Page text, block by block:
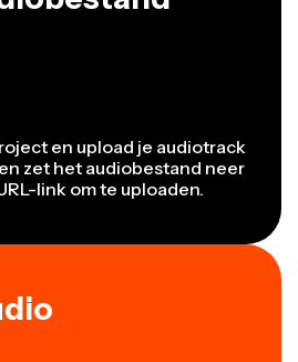
en upload je audiotrack
zet het audiobestand neer
link om te uploaden.